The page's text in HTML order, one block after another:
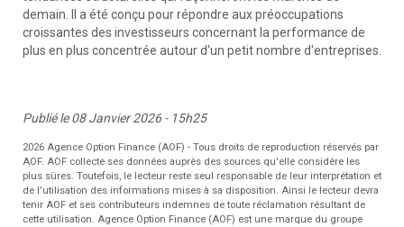
demain. Il a été conçu pour répondre aux préoccupations
croissantes des investisseurs concernant la performance de
plus en plus concentrée autour d'un petit nombre d'entreprises.
Publié le 08 Janvier 2026 - 15h25
2026 Agence Option Finance (AOF) - Tous droits de reproduction réservés par
AOF. AOF collecte ses données auprès des sources qu'elle considère les
plus sûres. Toutefois, le lecteur reste seul responsable de leur interprétation et
de l'utilisation des informations mises à sa disposition. Ainsi le lecteur devra
tenir AOF et ses contributeurs indemnes de toute réclamation résultant de
cette utilisation. Agence Option Finance (AOF) est une marque du groupe